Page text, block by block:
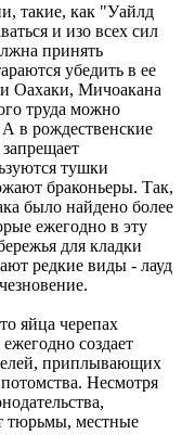
такие, как "Уайлд
и изо всех сил
принять
убедить в ее
и Оахаки, Мичоакана
труда можно
в рождественские
тушки
браконьеры. Так,
было найдено более
ежегодно в эту
для кладки
редкие виды - лауд
яйца черепах
создает
приплывающих
Несмотря
тюрьмы, местные